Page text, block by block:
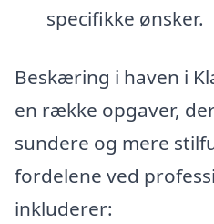
specifikke ønsker.
Beskæring i haven i
en række opgaver,
sundere og mere
fordelene ved
inkluderer: